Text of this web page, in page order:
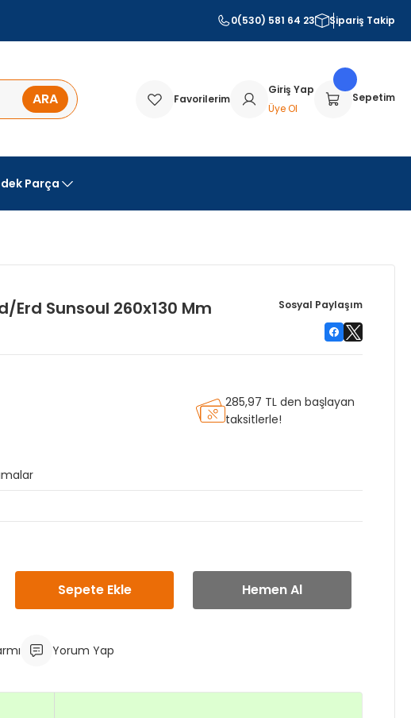
0(530) 581 64 23 Sipariş Takip
ARA Favorilerim
Giriş Yap
Üye Ol
Sepetim
Parça
Erd Sunsoul 260x130 Mm Sosyal Paylaşım
285,97 TL den başlayan
taksitlerle!
Sepete Ekle Hemen Al
Yorum Yap